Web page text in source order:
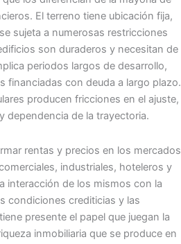
El terreno tiene ubicación fija,
sujeta a numerosas restricciones
son duraderos y necesitan de
periodos largos de desarrollo,
financiadas con deuda a largo plazo.
producen fricciones en el ajuste,
dependencia de la trayectoria.
rentas y precios en los mercados
industriales, hoteleros y
interacción de los mismos con la
condiciones crediticias y las
presente el papel que juegan la
inmobiliaria que se produce en